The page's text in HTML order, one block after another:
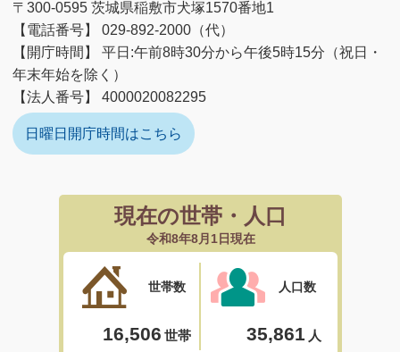
〒300-0595 茨城県稲敷市犬塚1570番地1
【電話番号】 029-892-2000（代）
【開庁時間】 平日:午前8時30分から午後5時15分（祝日・
年末年始を除く）
【法人番号】 4000020082295
日曜日開庁時間はこちら